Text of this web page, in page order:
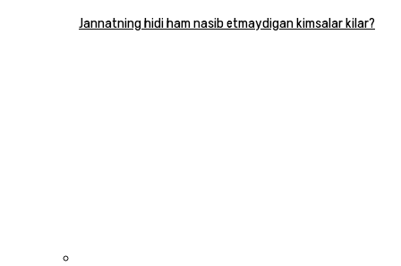
Jannatning hidi ham nasib etmaydigan kimsalar kilar?